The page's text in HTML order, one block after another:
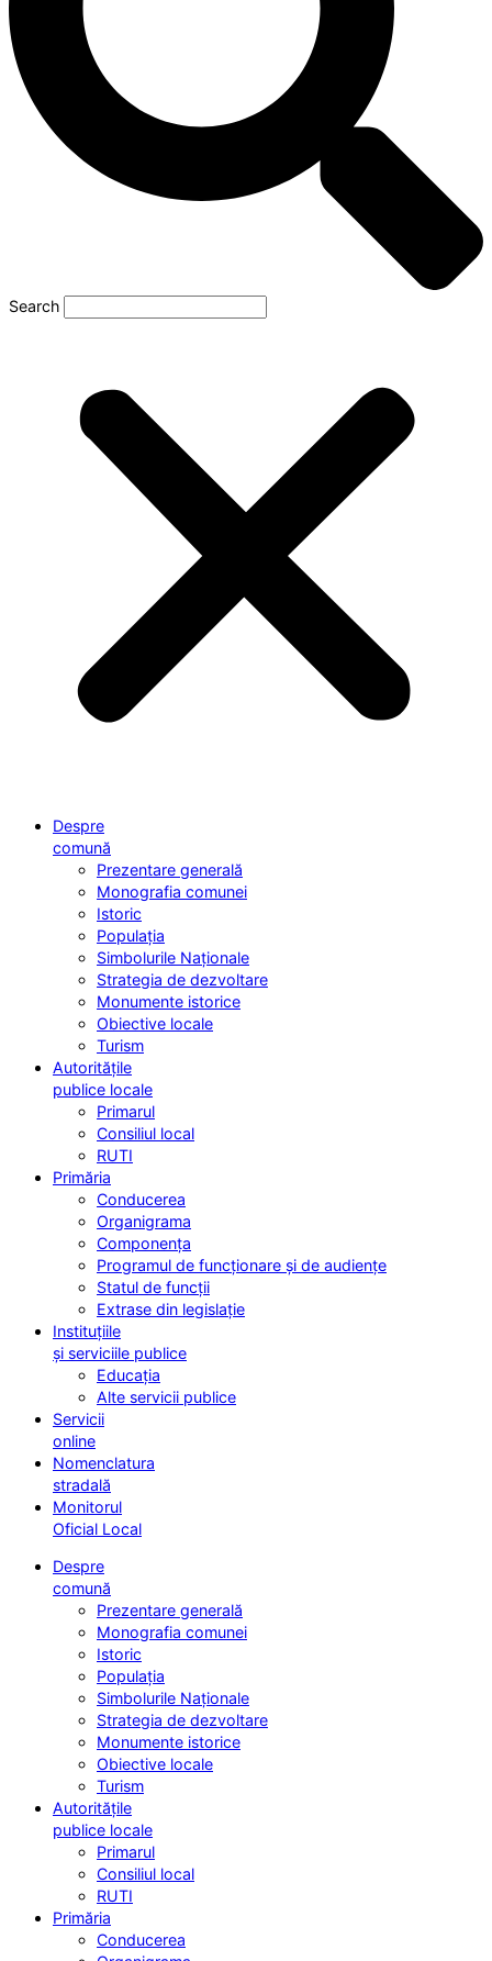
Search
Despre
comună
Prezentare generală
Monografia comunei
Istoric
Populația
Simbolurile Naționale
Strategia de dezvoltare
Monumente istorice
Obiective locale
Turism
Autoritățile
publice locale
Primarul
Consiliul local
RUTI
Primăria
Conducerea
Organigrama
Componența
Programul de funcționare și de audiențe
Statul de funcții
Extrase din legislație
Instituțiile
și serviciile publice
Educația
Alte servicii publice
Servicii
online
Nomenclatura
stradală
Monitorul
Oficial Local
Despre
comună
Prezentare generală
Monografia comunei
Istoric
Populația
Simbolurile Naționale
Strategia de dezvoltare
Monumente istorice
Obiective locale
Turism
Autoritățile
publice locale
Primarul
Consiliul local
RUTI
Primăria
Conducerea